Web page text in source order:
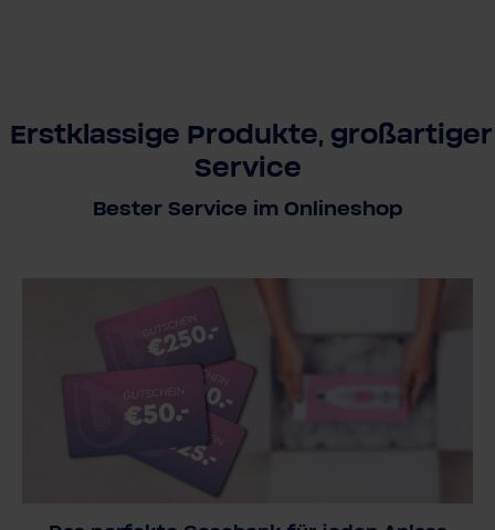
Erstklassige Produkte, großartiger
Service
Bester Service im Onlineshop